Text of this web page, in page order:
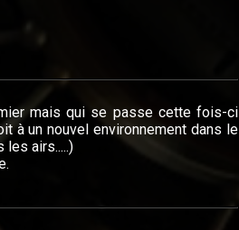
mais qui se passe cette fois-ci
à un nouvel environnement dans le
airs.....)